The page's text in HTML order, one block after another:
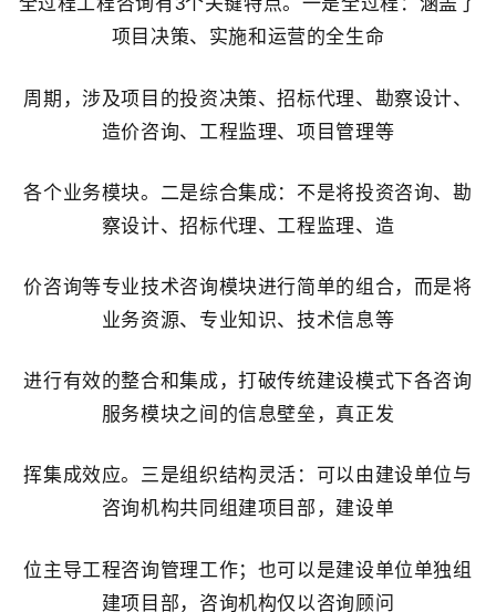
全过程工程咨询有3个关键特点。一是全过程：涵盖了
项目决策、实施和运营的全生命
周期，涉及项目的投资决策、招标代理、勘察设计、
造价咨询、工程监理、项目管理等
各个业务模块。二是综合集成：不是将投资咨询、勘
察设计、招标代理、工程监理、造
价咨询等专业技术咨询模块进行简单的组合，而是将
业务资源、专业知识、技术信息等
进行有效的整合和集成，打破传统建设模式下各咨询
服务模块之间的信息壁垒，真正发
挥集成效应。三是组织结构灵活：可以由建设单位与
咨询机构共同组建项目部，建设单
位主导工程咨询管理工作；也可以是建设单位单独组
建项目部，咨询机构仅以咨询顾问